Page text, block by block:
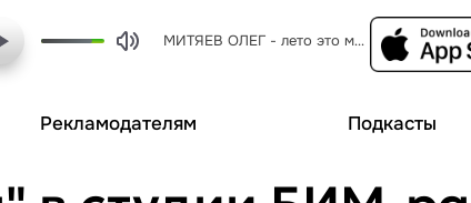
МИТЯЕВ ОЛЕГ - лето это маленькая жизнь
Рекламодателям Подкасты